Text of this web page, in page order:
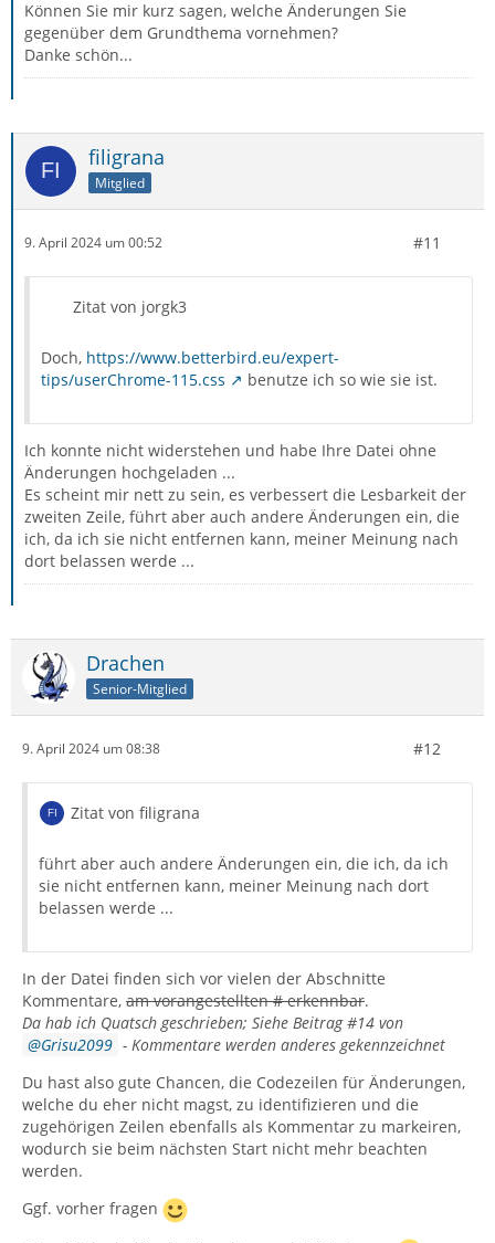
Können Sie mir kurz sagen, welche Änderungen Sie
gegenüber dem Grundthema vornehmen?
Danke schön...
filigrana
Mitglied
9. April 2024 um 00:52 #11
Zitat von jorgk3
Doch, https://www.betterbird.eu/expert-
tips/userChrome-115.css
benutze ich so wie sie ist.
Ich konnte nicht widerstehen und habe Ihre Datei ohne
Änderungen hochgeladen ...
Es scheint mir nett zu sein, es verbessert die Lesbarkeit der
zweiten Zeile, führt aber auch andere Änderungen ein, die
ich, da ich sie nicht entfernen kann, meiner Meinung nach
dort belassen werde ...
Drachen
Senior-Mitglied
9. April 2024 um 08:38 #12
Zitat von filigrana
führt aber auch andere Änderungen ein, die ich, da ich
sie nicht entfernen kann, meiner Meinung nach dort
belassen werde ...
In der Datei finden sich vor vielen der Abschnitte
Kommentare, am vorangestellten # erkennbar.
Da hab ich Quatsch geschrieben; Siehe Beitrag #14 von
Grisu2099 - Kommentare werden anderes gekennzeichnet
Du hast also gute Chancen, die Codezeilen für Änderungen,
welche du eher nicht magst, zu identifizieren und die
zugehörigen Zeilen ebenfalls als Kommentar zu markeiren,
wodurch sie beim nächsten Start nicht mehr beachten
werden.
Ggf. vorher fragen